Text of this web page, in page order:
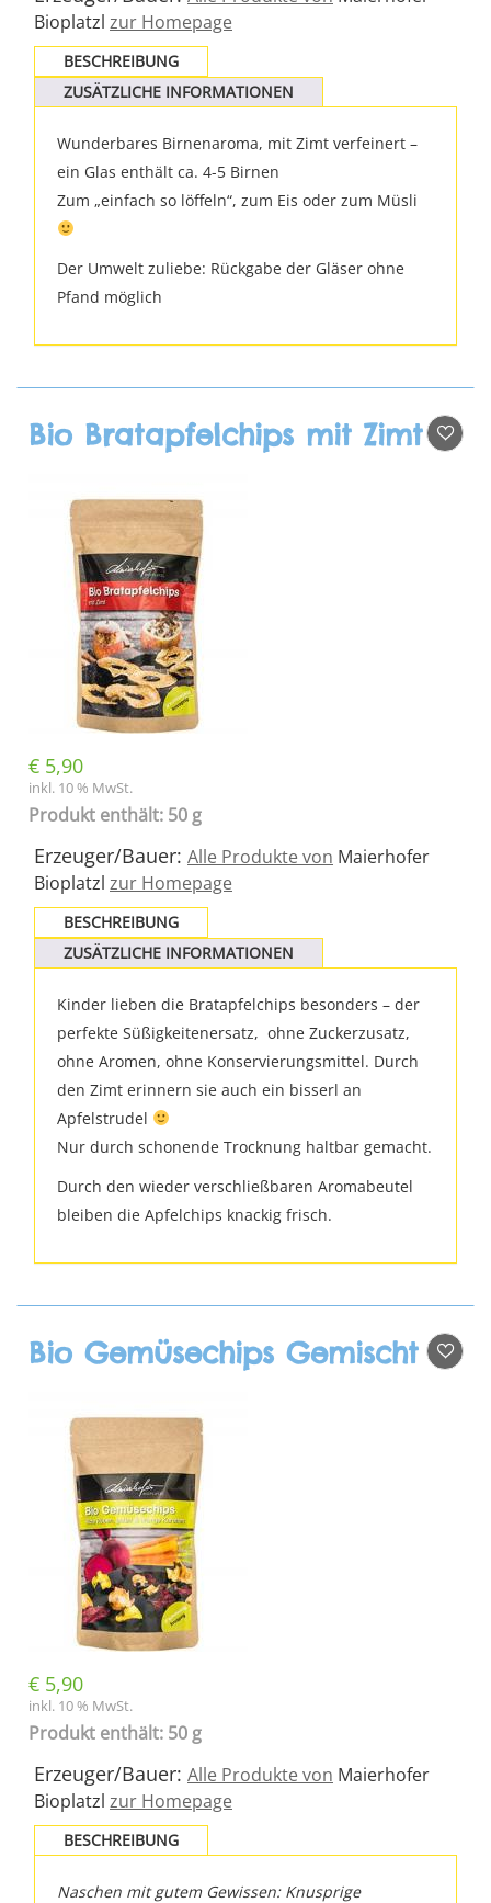
Bioplatzl zur Homepage
BESCHREIBUNG
ZUSÄTZLICHE INFORMATIONEN
Wunderbares Birnenaroma, mit Zimt verfeinert –
ein Glas enthält ca. 4-5 Birnen
Zum „einfach so löffeln“, zum Eis oder zum Müsli
Der Umwelt zuliebe: Rückgabe der Gläser ohne
Pfand möglich
Bio Bratapfelchips mit Zimt
€ 5,90
inkl. 10 % MwSt.
Produkt enthält: 50 g
Erzeuger/Bauer: Alle Produkte von Maierhofer
Bioplatzl zur Homepage
BESCHREIBUNG
ZUSÄTZLICHE INFORMATIONEN
Kinder lieben die Bratapfelchips besonders – der
perfekte Süßigkeitenersatz, ohne Zuckerzusatz,
ohne Aromen, ohne Konservierungsmittel. Durch
den Zimt erinnern sie auch ein bisserl an
Apfelstrudel
Nur durch schonende Trocknung haltbar gemacht.
Durch den wieder verschließbaren Aromabeutel
bleiben die Apfelchips knackig frisch.
Bio Gemüsechips Gemischt
€ 5,90
inkl. 10 % MwSt.
Produkt enthält: 50 g
Erzeuger/Bauer: Alle Produkte von Maierhofer
Bioplatzl zur Homepage
BESCHREIBUNG
Naschen mit gutem Gewissen: Knusprige